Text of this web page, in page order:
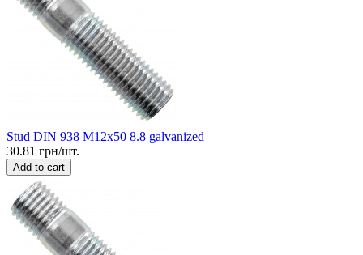
Stud DIN 938 M12x50 8.8 galvanized
30.81 грн/шт.
Add to cart